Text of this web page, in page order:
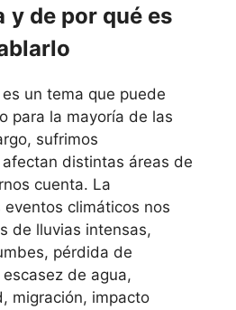
y de por qué es
un tema que puede
para la mayoría de las
sufrimos
distintas áreas de
cuenta. La
climáticos nos
de lluvias intensas,
pérdida de
de agua,
migración, impacto